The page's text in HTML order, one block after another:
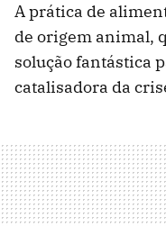
A prática de
de origem animal,
solução fantástica
catalisadora da